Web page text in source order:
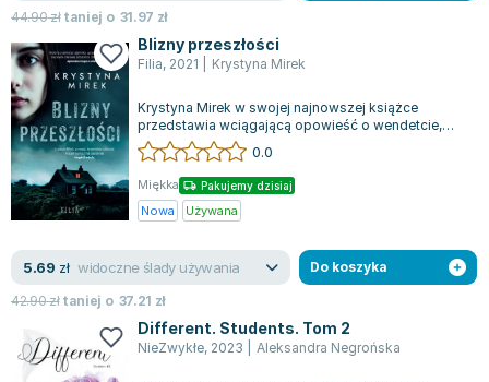
44.90złtaniej o 31.97 zł
Blizny przeszłości
Filia, 2021 Krystyna Mirek
Krystyna Mirek w swojej najnowszej książce
przedstawia wciągającą opowieść o wendetcie,
tajemnicach z przeszłości i niebywale inte...
0.0
Miękka Pakujemy dzisiaj
Nowa Używana
5.69 zł widoczne ślady używania
42.90złtaniej o 37.21 zł
Do koszyka
Different. Students. Tom 2
NieZwykłe, 2023 Aleksandra Negrońska